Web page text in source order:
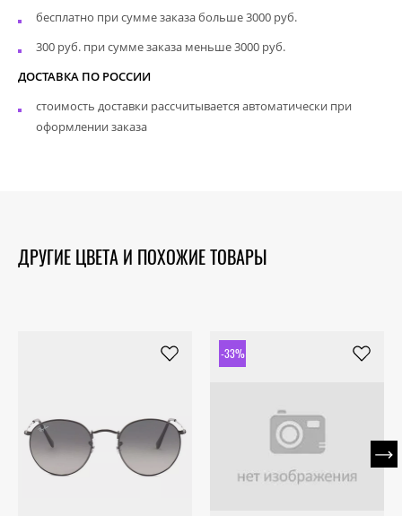
бесплатно при сумме заказа больше 3000 руб.
300 руб. при сумме заказа меньше 3000 руб.
ДОСТАВКА ПО РОССИИ
стоимость доставки рассчитывается автоматически при
оформлении заказа
ДРУГИЕ ЦВЕТА И ПОХОЖИЕ ТОВАРЫ
-33%